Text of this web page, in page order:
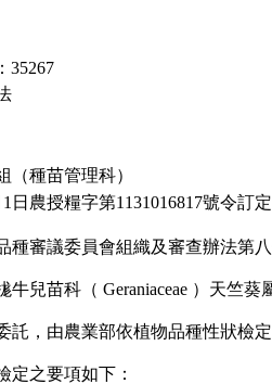
35267
（種苗管理科）
日農授糧字第1131016817號令訂定
種審議委員會組織及審查辦法第八
兒苗科（ Geraniaceae ）天竺
託，由農業部依植物品種性狀檢
定之要項如下：